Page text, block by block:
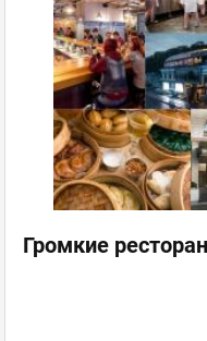
Громкие